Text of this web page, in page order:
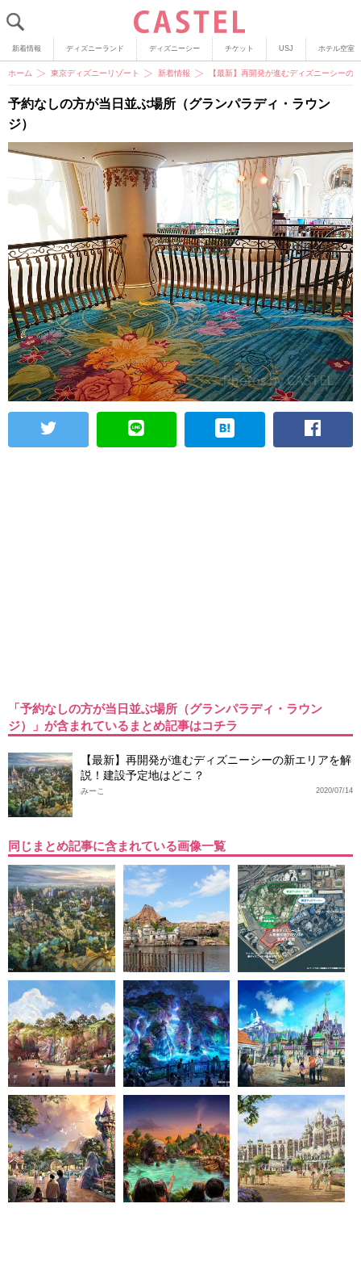
新着情報 ディズニーランド ディズニーシー チケット USJ ホテル空室
ホーム 東京ディズニーリゾート 新着情報 【最新】再開発が進むディズニーシーの
予約なしの方が当日並ぶ場所（グランパラディ・ラウン
ジ）
「予約なしの方が当日並ぶ場所（グランパラディ・ラウン
ジ）」が含まれているまとめ記事はコチラ
【最新】再開発が進むディズニーシーの新エリアを解
説！建設予定地はどこ？
2020/07/14
みーこ
同じまとめ記事に含まれている画像一覧